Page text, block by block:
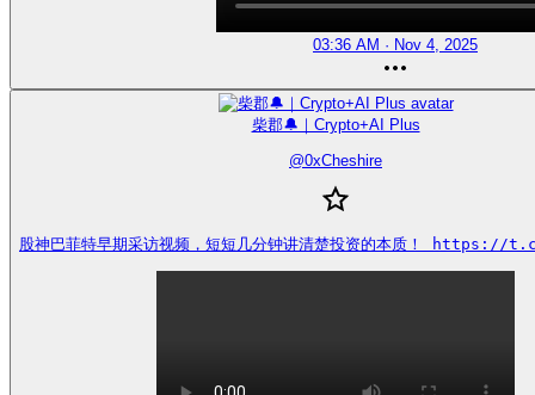
03:36 AM · Nov 4, 2025
柴郡🔔｜Crypto+AI Plus
@0xCheshire
股神巴菲特早期采访视频，短短几分钟讲清楚投资的本质！ https://